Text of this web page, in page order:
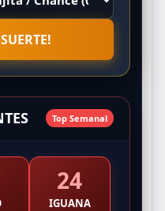
Top Semanal
24
IGUANA